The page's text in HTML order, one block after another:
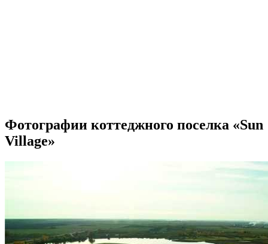
Фотографии коттеджного поселка «Sun
Village»